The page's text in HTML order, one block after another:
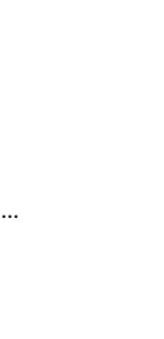
Dr. med. Jannik Winter